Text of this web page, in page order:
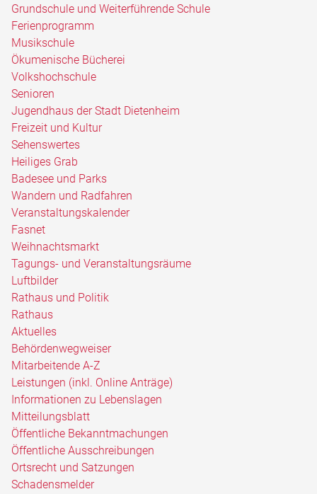
Grundschule und Weiterführende Schule
Ferienprogramm
Musikschule
Ökumenische Bücherei
Volkshochschule
Senioren
Jugendhaus der Stadt Dietenheim
Freizeit und Kultur
Sehenswertes
Heiliges Grab
Badesee und Parks
Wandern und Radfahren
Veranstaltungskalender
Fasnet
Weihnachtsmarkt
Tagungs- und Veranstaltungsräume
Luftbilder
Rathaus und Politik
Rathaus
Aktuelles
Behördenwegweiser
Mitarbeitende A-Z
Leistungen (inkl. Online Anträge)
Informationen zu Lebenslagen
Mitteilungsblatt
Öffentliche Bekanntmachungen
Öffentliche Ausschreibungen
Ortsrecht und Satzungen
Schadensmelder